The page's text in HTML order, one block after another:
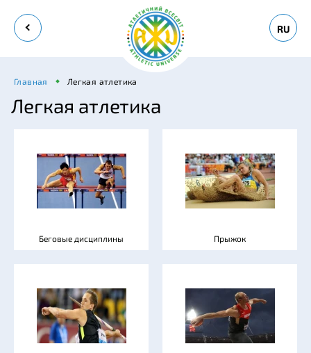
RU
Главная Легкая атлетика
Легкая атлетика
Беговые дисциплины Прыжок